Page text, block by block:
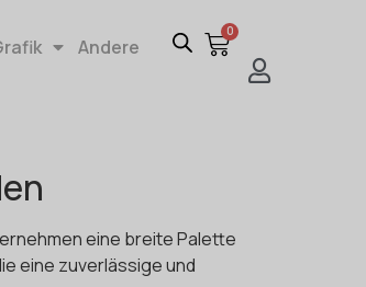
Andere
0
eine breite Palette
eine zuverlässige und